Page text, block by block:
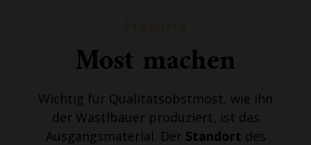
Most machen
Wichtig für Qualitätsobstmost, wie ihn
der Wastlbauer produziert, ist das
Ausgangsmaterial. Der Standort des